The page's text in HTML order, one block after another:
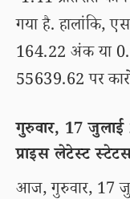
गया है. हालांकि,
164.22 अंक या
55639.62 पर
गुरुवार, 17 जुलाई
प्राइस लेटेस्ट
आज, गुरुवार, 17